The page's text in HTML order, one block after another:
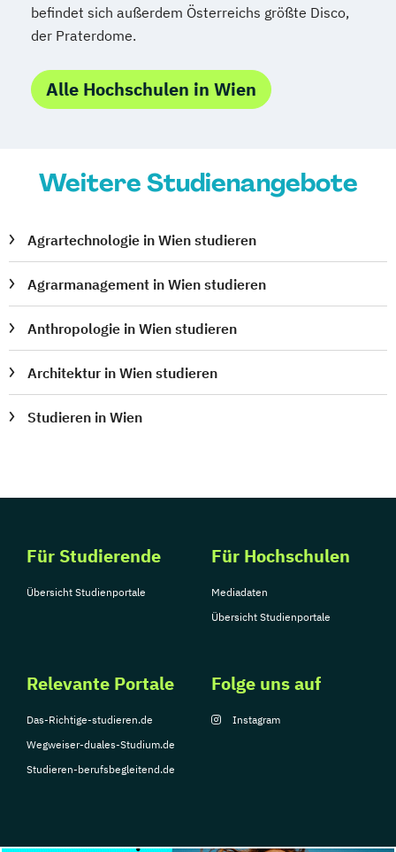
Molekulare Mikrobiologie
Mikrobielle Ökologie und Immunbiologie
Naturschutz und
Biodiversitätsmanagement
Philosophie Philosophie
Physik Physik (Lehramt)
Politikwissenschaft Polnisch (Lehramt)
Psychologie
Psychologie und Philosophie (Lehramt)
Publizistik- und
Publizistik- und
Kommunikationswissenschaft
Russisch (Lehramt)
Spanisch (Lehramt)
Sportwissenschaft
Sprachen und Kulturen Südasiens und
Sprachwissenschaft
befindet sich außerdem Österreichs größte Disco,
der Praterdome.
Alle Hochschulen in Wien
Weitere Studienangebote
Agrartechnologie in Wien studieren
Agrarmanagement in Wien studieren
Anthropologie in Wien studieren
Architektur in Wien studieren
Studieren in Wien
Für Studierende
Übersicht Studienportale
Für Hochschulen
Mediadaten
Übersicht Studienportale
Relevante Portale
Das-Richtige-studieren.de
Wegweiser-duales-Studium.de
Studieren-berufsbegleitend.de
Folge uns auf
Instagram